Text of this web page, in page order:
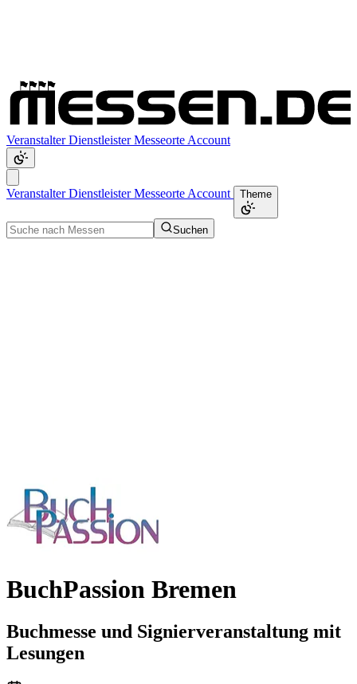
VeranstalterDienstleisterMesseorte Account
VeranstalterDienstleisterMesseorte Account Theme
Suchen
BuchPassion Bremen
Buchmesse und Signierveranstaltung mit
Lesungen